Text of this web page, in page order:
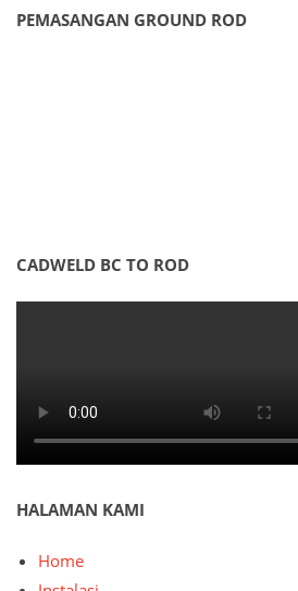
PEMASANGAN GROUND ROD
CADWELD BC TO ROD
HALAMAN KAMI
Home